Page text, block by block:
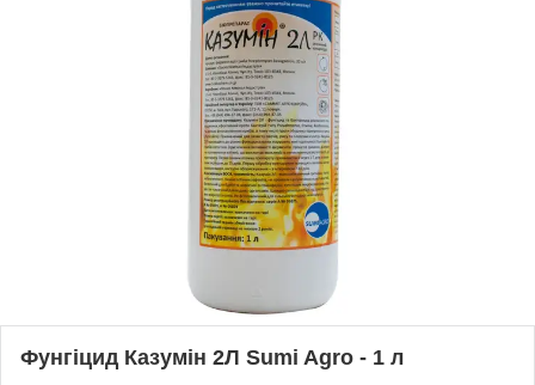
Фунгіцид Казумін 2Л Sumi Agro - 1 л